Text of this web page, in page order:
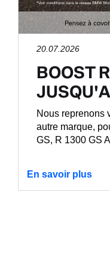
20.07.2026
BOOST
Nous reprenons
autre marque,
GS, R 1300 GS
En savoir plus